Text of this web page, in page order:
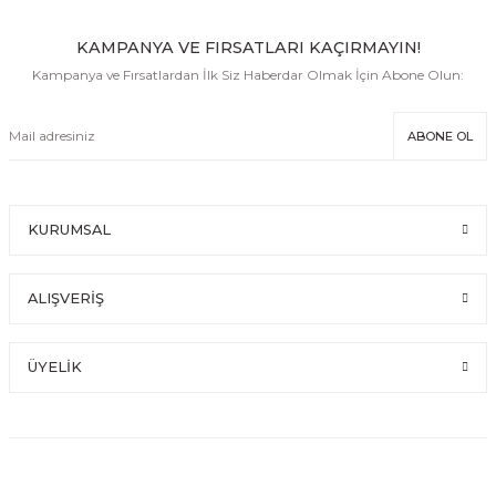
KAMPANYA VE FIRSATLARI KAÇIRMAYIN!
Kampanya ve Fırsatlardan İlk Siz Haberdar Olmak İçin Abone Olun:
ABONE OL
KURUMSAL
ALIŞVERİŞ
ÜYELİK